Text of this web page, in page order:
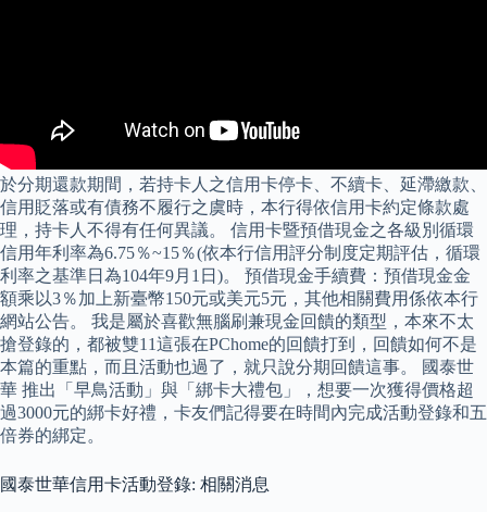
於分期還款期間，若持卡人之信用卡停卡、不續卡、延滯繳款、
信用貶落或有債務不履行之虞時，本行得依信用卡約定條款處
理，持卡人不得有任何異議。 信用卡暨預借現金之各級別循環
信用年利率為6.75％~15％(依本行信用評分制度定期評估，循環
利率之基準日為104年9月1日)。 預借現金手續費：預借現金金
額乘以3％加上新臺幣150元或美元5元，其他相關費用係依本行
網站公告。 我是屬於喜歡無腦刷兼現金回饋的類型，本來不太
搶登錄的，都被雙11這張在PChome的回饋打到，回饋如何不是
本篇的重點，而且活動也過了，就只說分期回饋這事。 國泰世
華 推出「早鳥活動」與「綁卡大禮包」，想要一次獲得價格超
過3000元的綁卡好禮，卡友們記得要在時間內完成活動登錄和五
倍券的綁定。
國泰世華信用卡活動登錄: 相關消息